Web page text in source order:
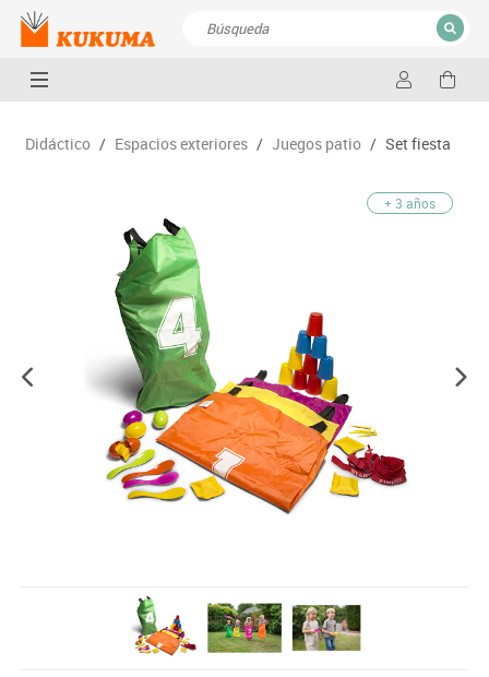
CERRAR
Didáctico / Espacios exteriores / Juegos patio / Set fiesta
+ 3 años